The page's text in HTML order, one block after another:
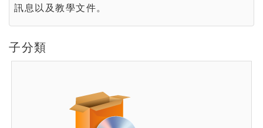
訊息以及教學文件。
子分類